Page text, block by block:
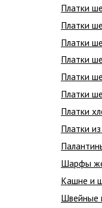
Платки
Платки
Платки
Платки
Платки
Платки
Платки
Платки
Шарфы
Кашне и
Швейные